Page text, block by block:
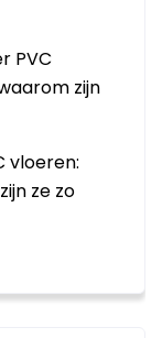
PVC
zijn
vloeren:
ze zo